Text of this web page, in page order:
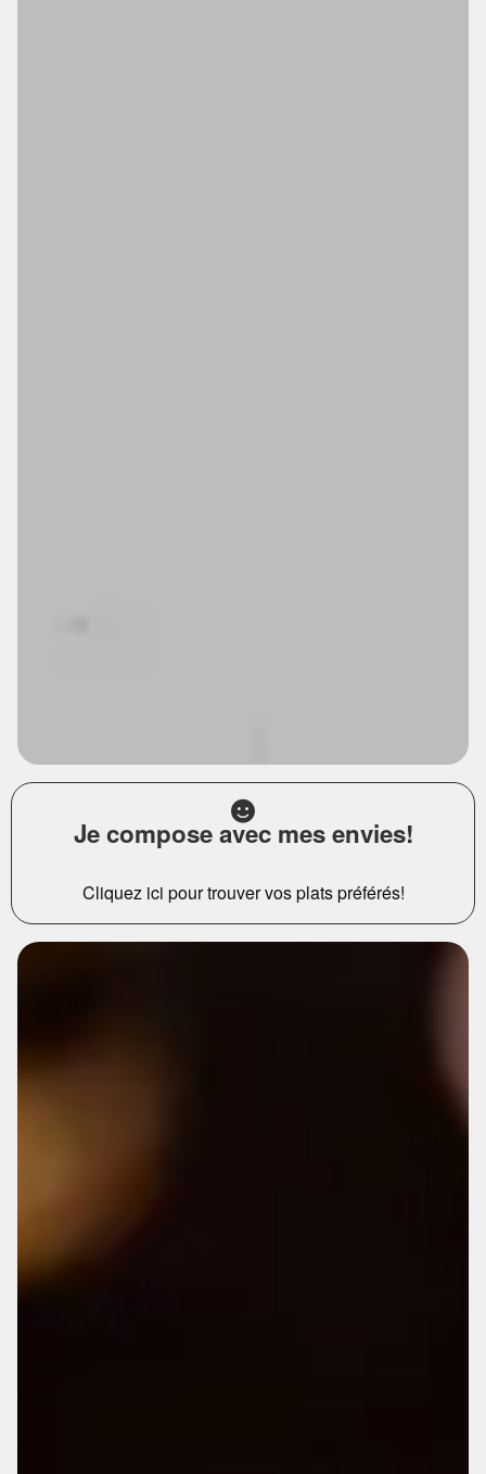
Je compose avec mes envies!
Cliquez ici pour trouver vos plats préférés!